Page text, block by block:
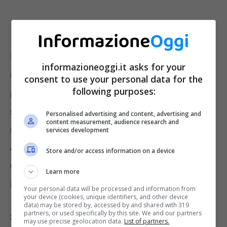
Infatti, gli hacker sono molto bravi a risalire ai
nostri dati personali approfittando delle
persone più “distratte”. La truffa è molto
semplice. Il cliente PostePay ricevuta la
notifica con la richiesta di pagamenti non
ancora contabilizzati a nome di PostePay.
Quindi, effettua il pagamento. La truffa è
iniziata.
Sia Poste Italiane sia le forze dell’ordine
informazioneoggi.it asks for your
consent to use your personal data for the
following purposes:
Personalised advertising and content, advertising and
content measurement, audience research and
services development
Store and/or access information on a device
Learn more
Your personal data will be processed and information from
your device (cookies, unique identifiers, and other device
data) may be stored by, accessed by and shared with 319
partners, or used specifically by this site. We and our partners
may use precise geolocation data. List of partners.